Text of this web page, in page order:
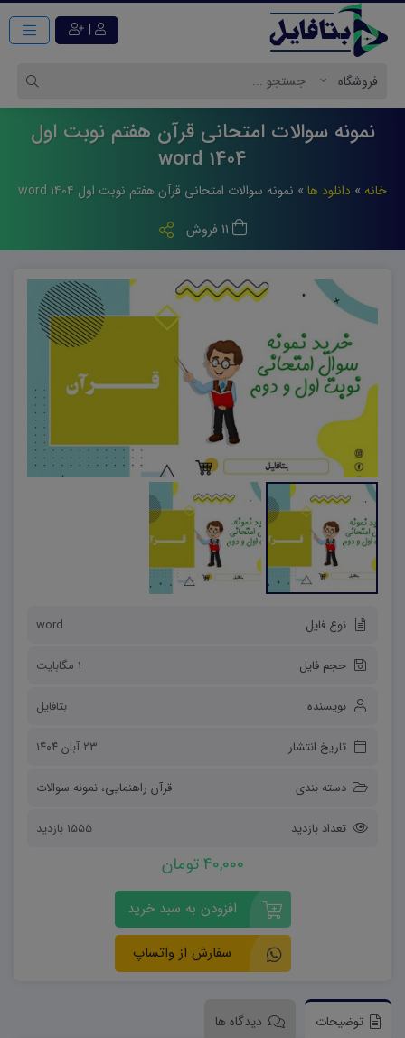
|
نمونه سوالات امتحانی قرآن هفتم نوبت اول
1404 word
خانه » دانلود ها » نمونه سوالات امتحانی قرآن هفتم نوبت اول ۱۴۰۴ word
نوع فایل word
حجم فایل 1 مگابایت
نویسنده بتافایل
تاریخ انتشار ۲۳ آبان ۱۴۰۴
دسته بندی قرآن راهنمایی، نمونه سوالات
تعداد بازدید 1555 بازدید
40,000 تومان
افزودن به سبد خرید
سفارش از واتساپ
توضیحات دیدگاه ها